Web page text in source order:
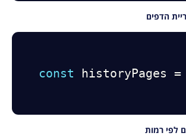
הדפים
const historyPages =
לפי רמות